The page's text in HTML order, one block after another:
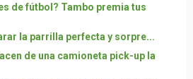
de fútbol? Tambo premia tus
la parrilla perfecta y sorpre...
de una camioneta pick-up la